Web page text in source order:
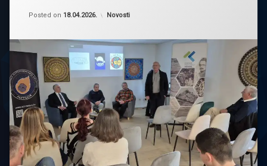
Posted on 18.04.2026.
Updated on
by Borna Cesarec
Kategorije:
Novosti
Tamno